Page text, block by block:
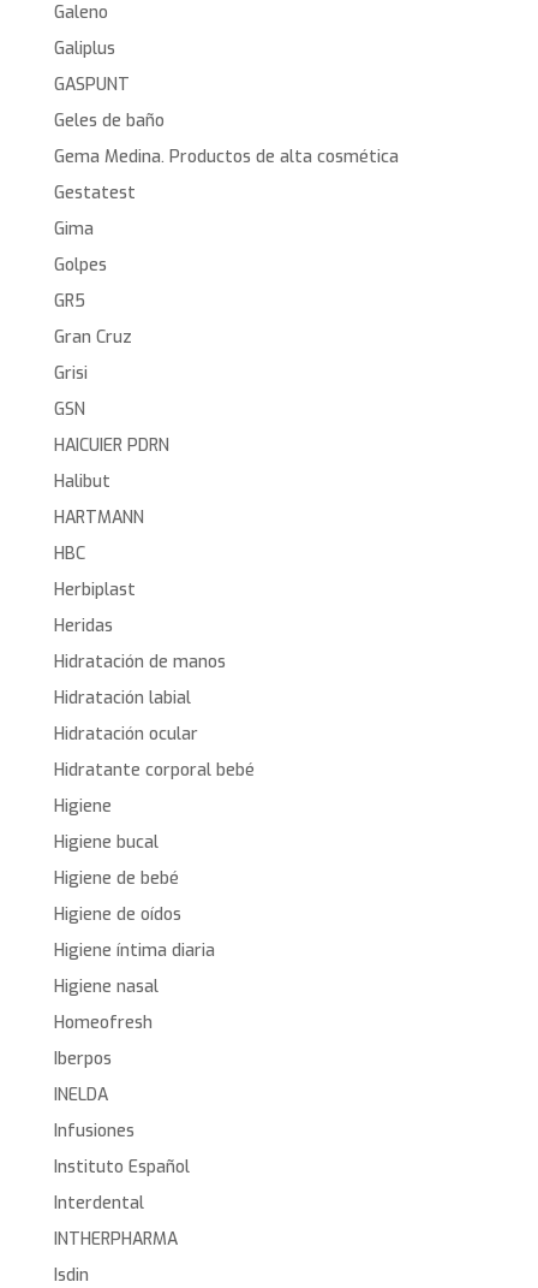
Galeno
Galiplus
GASPUNT
Geles de baño
Gema Medina. Productos de alta cosmética
Gestatest
Gima
Golpes
GR5
Gran Cruz
Grisi
GSN
HAICUIER PDRN
Halibut
HARTMANN
HBC
Herbiplast
Heridas
Hidratación de manos
Hidratación labial
Hidratación ocular
Hidratante corporal bebé
Higiene
Higiene bucal
Higiene de bebé
Higiene de oídos
Higiene íntima diaria
Higiene nasal
Homeofresh
Iberpos
INELDA
Infusiones
Instituto Español
Interdental
INTHERPHARMA
Isdin